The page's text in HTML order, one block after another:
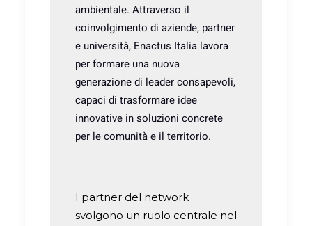
ambientale. Attraverso il
coinvolgimento di aziende, partner
e università, Enactus Italia lavora
per formare una nuova
generazione di leader consapevoli,
capaci di trasformare idee
innovative in soluzioni concrete
per le comunità e il territorio.
I partner del network
svolgono un ruolo centrale nel